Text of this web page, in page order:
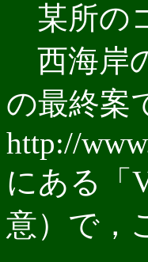
某所の
西海岸
の最終案
http://
にある「
意）で，